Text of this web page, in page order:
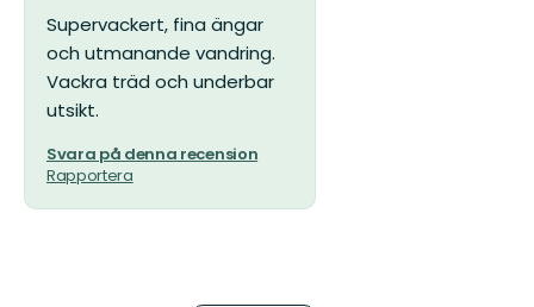
5
stjärnor
Supervackert, fina ängar
och utmanande vandring.
Vackra träd och underbar
utsikt.
Svara på denna recension
Rapportera